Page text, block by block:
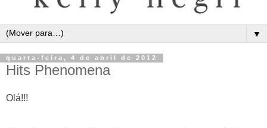
▼
quarta-feira, 4 de abril de 2012
Hits Phenomena
Olá!!!